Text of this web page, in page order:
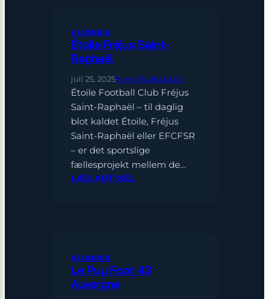
KLUBBER
Étoile Fréjus Saint-
Raphaël
juli 25, 2025Franskfodbold.dk
Étoile Football Club Fréjus
Saint-Raphaël – til daglig
blot kaldet Étoile, Fréjus
Saint-Raphaël eller EFCFSR
– er det sportslige
fællesprojekt mellem de…
LÆS ARTIKEL
KLUBBER
Le Puy Foot 43
Auvergne